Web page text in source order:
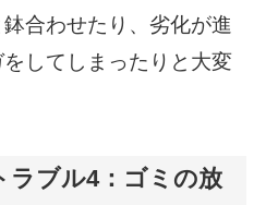
合わせたり、劣化が進
してしまったりと大変
ラブル4：ゴミの放